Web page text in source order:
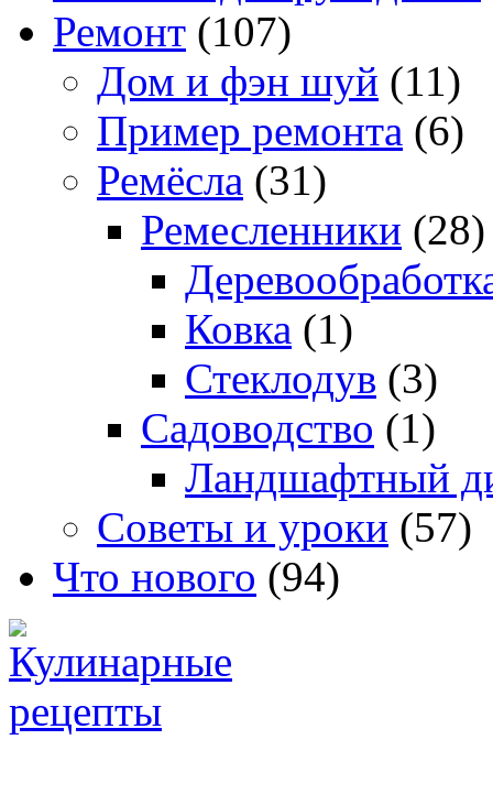
Ремонт (107)
Дом и фэн шуй (11)
Пример ремонта (6)
Ремёсла (31)
Ремесленники (28)
Ковка (1)
Стеклодув (3)
Садоводство (1)
Ландшафтный
Советы и уроки (57)
Что нового (94)